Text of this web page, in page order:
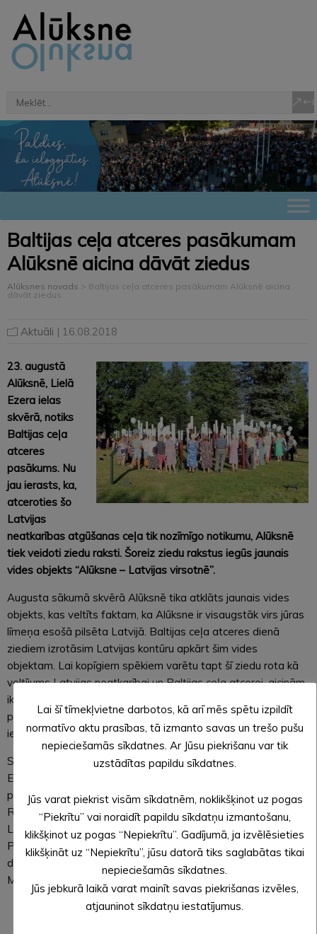
Baltijas ceļa atceres pasākumam
Alūksnē aicina dāvāt ziedus
Alūksnes novads > Baltijas ceļa atceres pasākumam Alūksnē aicina
dāvāt ziedus
Aktuāli | 16.08.2018
23. augustā
Alūksnē, Lielā
Ezera ielas
skvērā, notiks
Baltijas ceļa
atceres
pasākums. Nu
jau ierasts, ka,
atceroties šo
Latvijas
neatkarības atgūšanas ceļa tik nozīmīgo notikumu, Alūksnē
tiek veidoti ziedu raksti. Šoreiz ziedu rakstus iegūs jaunais
vides objekts “Alūksne – Latvijas virsotnē”.
Augusta sākumā skvērā Alūksnē tika atklāts jaunais vides
objekts, kas veltīts faktam, ka Alūksne ir visaugstāk virs jūras
līmeņa esošā pilsēta Latvijā. Baltijas ceļa atceres dienā
ziediem izrotāsim Latvijas kontūru apkārt šim vides
objektam. Lai kopīgiem spēkiem varētu tapt šī ziedu rota kā
veltījums Latvijas neatkarībai un Baltijas ceļa atcerei, aicinām
ikvienu Alūksnes novada iedzīvotāju 23. augustā laikā no
pulksten 9.00 līdz 12.00 nest ziedus uz skvēru Lielā Ezera
ielā, Alūksnē.
Savukārt pēcpusdienā, pulksten 17.30, turpat skvērā Lielā
Ezera ielā pie vides objekta notiks Baltijas ceļa atceres
pasākums – koncertprogramma “Ir vērts…”, kurā Aspazijas,
Raiņa, Ārijas Elksnes, Zentas Mauriņas, Jāņa Jaunsudrabiņa,
Leonīda Breikša dzeju runās aktrise Anita Grūbe, Raimonda
Paula, Imanta Kalniņa, Māra Lasmaņa un citu komponistu
dziesmas atskaņos vokāliste Inguna Kalniņa un komponists
Māris Lasmanis.
Evita APLOKA, Alūksnes novada pašvaldības
Lai šī tīmekļvietne darbotos, kā arī mēs spētu izpildīt
normatīvo aktu prasības, tā izmanto savas un trešo pušu
nepieciešamās sīkdatnes. Ar Jūsu piekrišanu var tik
uzstādītas papildu sīkdatnes.
Jūs varat piekrist visām sīkdatnēm, noklikšķinot uz pogas
“Piekrītu” vai noraidīt papildu sīkdatņu izmantošanu,
klikšķinot uz pogas “Nepiekrītu”. Gadījumā, ja izvēlēsieties
klikšķināt uz “Nepiekrītu”, jūsu datorā tiks saglabātas tikai
nepieciešamās sīkdatnes.
Jūs jebkurā laikā varat mainīt savas piekrišanas izvēles,
atjauninot sīkdatņu iestatījumus.